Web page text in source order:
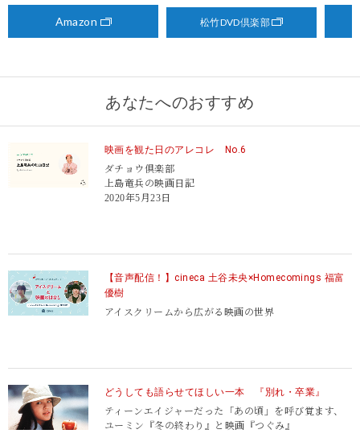
Amazon 松竹DVD倶楽部
あなたへのおすすめ
映画を観た日のアレコレ No.6
ダチョウ倶楽部
上島竜兵の映画日記
2020年5月23日
【音声配信！】cineca 土谷未央×Homecomings 福富
優樹
アイスクリームから広がる映画の世界
どうしても語らせてほしい一本 『別れ・卒業』
ティーンエイジャーだった「あの頃」を呼び覚ます、
ユーミン『冬の終わり』と映画『つぐみ』